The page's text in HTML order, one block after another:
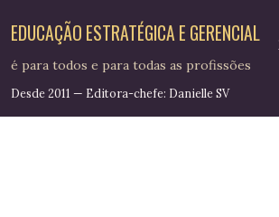
Pular para o conteúdo
EDUCAÇÃO ESTRATÉGICA E GERENCIAL
é para todos e para todas as profissões
Desde 2011 — Editora-chefe: Danielle SV